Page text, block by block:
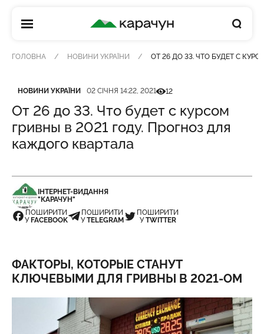
КАРАЧУН
ГОЛОВНА НОВИНИ УКРАЇНИ ОТ 26 ДО 33. ЧТО БУДЕТ С
Категорія
НОВИНИ УКРАЇНИ
Дата публікації 02 СІЧНЯ 14:22, 2021Кількість переглядів
12
От 26 до 33. Что будет с курсом
гривны в 2021 году. Прогноз для
каждого квартала
ІНТЕРНЕТ-ВИДАННЯ
"КАРАЧУН"
ПОШИРИТИ
У FACEBOOK
ПОШИРИТИ
УTELEGRAM
ПОШИРИТИ
УTWITTER
ФАКТОРЫ, КОТОРЫЕ СТАНУТ
КЛЮЧЕВЫМИ ДЛЯ ГРИВНЫ В 2021-ОМ